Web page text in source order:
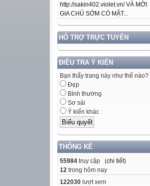
http://sakin402.violet.vn/ VÀ MỜI
GIA CHỦ SỚM CÓ MẶT...
HỖ TRỢ TRỰC TUYẾN
ĐIỀU TRA Ý KIẾN
Bạn thấy trang này như thế nào?
Đẹp
Bình thường
Sơ sài
Ý kiến khác
THỐNG KÊ
55984 truy cập (chi tiết)
12 trong hôm nay
122030 lượt xem